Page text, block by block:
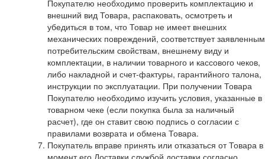
Покупателю необходимо проверить комплектацию и
внешний вид Товара, распаковать, осмотреть и
убедиться в том, что Товар не имеет внешних
механических повреждений, соответствует заявленным
потребительским свойствам, внешнему виду и
комплектации, в наличии товарного и кассового чеков,
либо накладной и счет-фактуры, гарантийного талона,
инструкции по эксплуатации. При получении Товара
Покупателю необходимо изучить условия, указанные в
товарном чеке (если покупка была за наличный
расчет), где он ставит свою подпись о согласии с
правилами возврата и обмена Товара.
Покупатель вправе принять или отказаться от Товара в
момент его Доставки службой доставки согласно